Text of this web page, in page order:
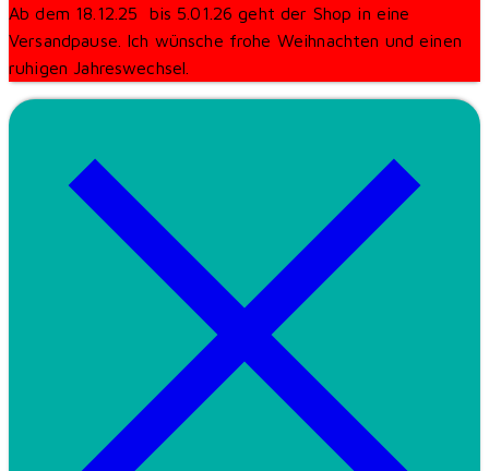
Ab dem 18.12.25 bis 5.01.26 geht der Shop in eine
Versandpause. Ich wünsche frohe Weihnachten und einen
ruhigen Jahreswechsel.